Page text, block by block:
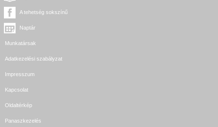
A tehetség sokszínű
Naptár
Munkatársak
Adatkezelési szabályzat
Impresszum
Kapcsolat
Oldaltérkép
Panaszkezelés